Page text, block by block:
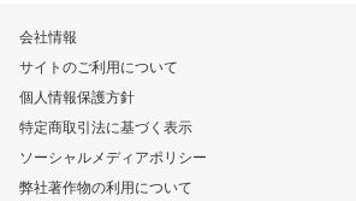
会社情報
サイトのご利用について
個人情報保護方針
特定商取引法に基づく表示
ソーシャルメディアポリシー
弊社著作物の利用について